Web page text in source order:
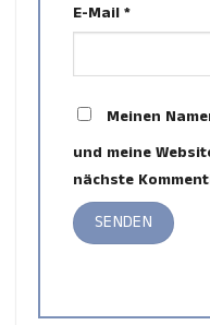
E-Mail *
Meinen
und meine
nächste